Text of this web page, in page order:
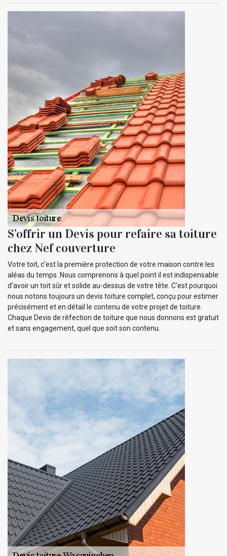
S’offrir un Devis pour refaire sa toiture
chez Nef couverture
Votre toit, c'est la première protection de votre maison contre les
aléas du temps. Nous comprenons à quel point il est indispensable
d'avoir un toit sûr et solide au-dessus de votre tête. C'est pourquoi
nous notons toujours un devis toiture complet, conçu pour estimer
précisément et en détail le contenu de votre projet de toiture.
Chaque Devis de réfection de toiture que nous donnons est gratuit
et sans engagement, quel que soit son contenu.